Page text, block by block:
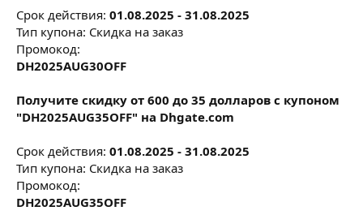
Срок действия: 01.08.2025 - 31.08.2025
Тип купона: Скидка на заказ
Промокод:
DH2025AUG30OFF
Получите скидку от 600 до 35 долларов с купоном
"DH2025AUG35OFF" на Dhgate.com
Срок действия: 01.08.2025 - 31.08.2025
Тип купона: Скидка на заказ
Промокод:
DH2025AUG35OFF